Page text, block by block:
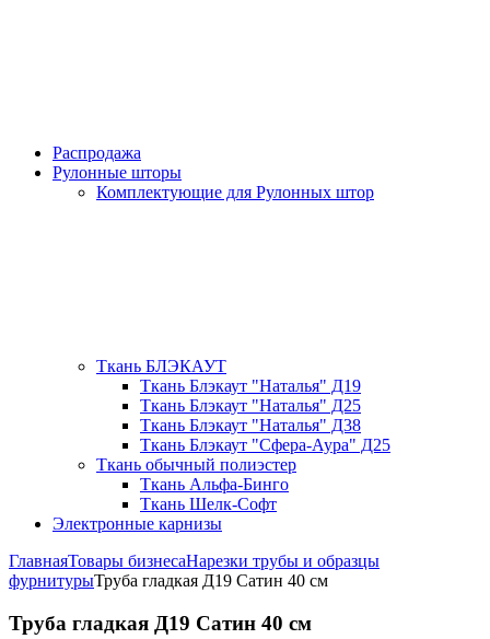
Распродажа
Рулонные шторы
Комплектующие для Рулонных штор
Ткань БЛЭКАУТ
Ткань Блэкаут "Наталья" Д19
Ткань Блэкаут "Наталья" Д25
Ткань Блэкаут "Наталья" Д38
Ткань Блэкаут "Сфера-Аура" Д25
Ткань обычный полиэстер
Ткань Альфа-Бинго
Ткань Шелк-Софт
Электронные карнизы
ГлавнаяТовары бизнесаНарезки трубы и образцы
фурнитурыТруба гладкая Д19 Сатин 40 см
Труба гладкая Д19 Сатин 40 см